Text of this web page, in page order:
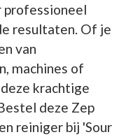
professioneel
resultaten. Of je
van
machines of
krachtige
deze Zep
reiniger bij 'Sour